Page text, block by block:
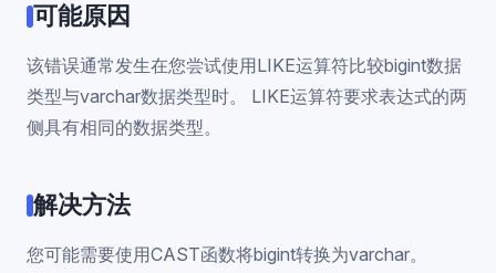
可能原因
该错误通常发生在您尝试使用LIKE运算符比较bigint数据
类型与varchar数据类型时。 LIKE运算符要求表达式的两
侧具有相同的数据类型。
解决方法
您可能需要使用CAST函数将bigint转换为varchar。